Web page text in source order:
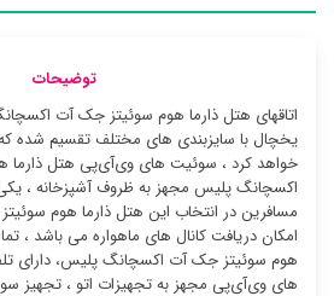
توضیحات
اتاقهای هتل ذارما هوم سوئیتز جک آت
یخچال با سایزبندی های مختلف تقسیم شده که
خواهد کرد ، سوئیت ‌های وی‌آی‌پی هتل ذارما
اکسچانگ پلیس مجهز به ظروف آشپزخانه ،
مسافرین در انتخاب این هتل ذارما هوم
امکان دریافت کانال های ماهواره می باشد ،
هوم سوئیتز جک آت اکسچانگ پلیس، دارای
های وی‌آی‌پی مجهز به تجهیزات اتو ، تجهیز